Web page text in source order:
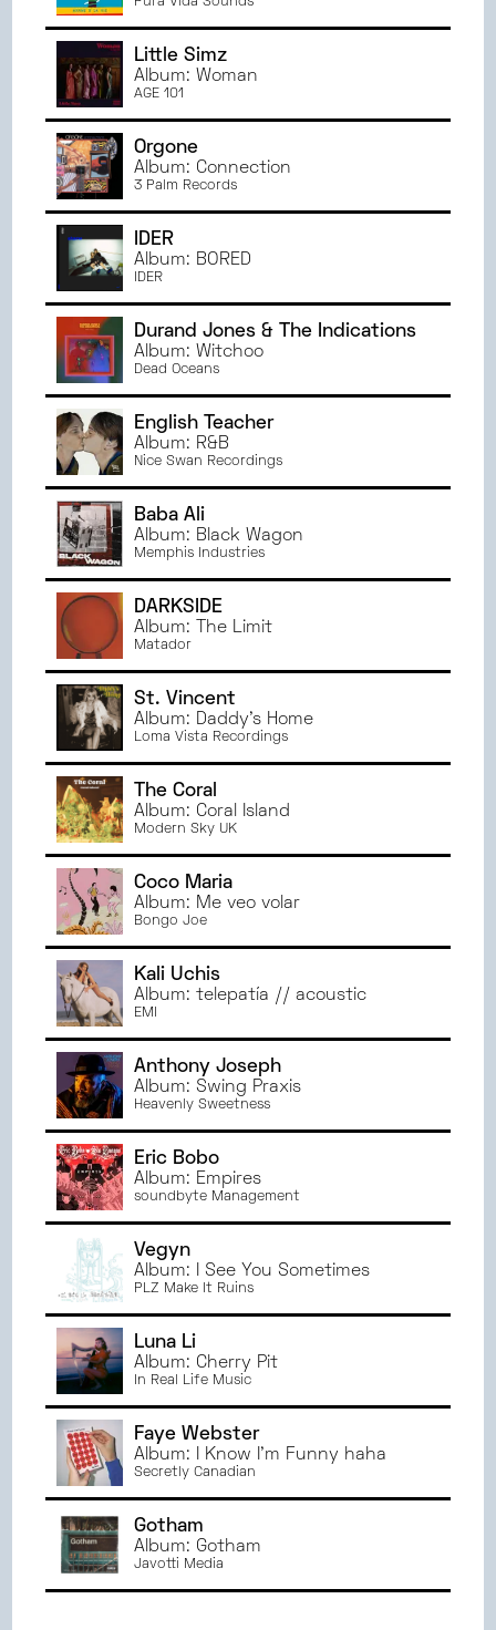
Little Simz
Album: Woman
AGE 101
Orgone
Album: Connection
3 Palm Records
IDER
Album: BORED
IDER
Durand Jones & The Indications
Album: Witchoo
Dead Oceans
English Teacher
Album: R&B
Nice Swan Recordings
Baba Ali
Album: Black Wagon
Memphis Industries
DARKSIDE
Album: The Limit
Matador
St. Vincent
Album: Daddy's Home
Loma Vista Recordings
The Coral
Album: Coral Island
Modern Sky UK
Coco Maria
Album: Me veo volar
Bongo Joe
Kali Uchis
Album: telepatía // acoustic
EMI
Anthony Joseph
Album: Swing Praxis
Heavenly Sweetness
Eric Bobo
Album: Empires
soundbyte Management
Vegyn
Album: I See You Sometimes
PLZ Make It Ruins
Luna Li
Album: Cherry Pit
In Real Life Music
Faye Webster
Album: I Know I'm Funny haha
Secretly Canadian
Gotham
Album: Gotham
Javotti Media